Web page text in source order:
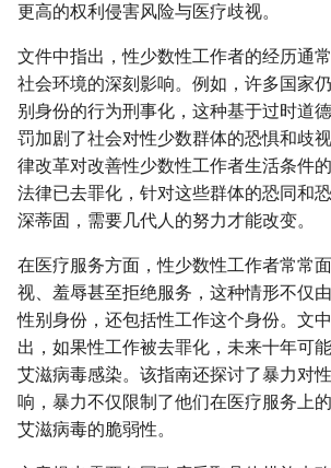
更高的权利侵害风险与医疗歧视。
文件中指出，性少数性工作者的经历通
社会环境的深刻影响。例如，许多国家
别身份的行为刑事化，这种基于过时道
罚加剧了社会对性少数群体的恐惧和歧
律改革对改善性少数性工作者生活条件
法律已去罪化，针对这些群体的恐同和
深蒂固，需要几代人的努力才能改变。
在医疗服务方面，性少数性工作者常常
视、羞辱甚至拒绝服务，这种情形不仅
性别身份，还包括性工作这个身份。文
出，如果性工作被去罪化，未来十年可
艾滋病毒感染。该指南还探讨了暴力对
响，暴力不仅限制了他们在医疗服务上
艾滋病毒的脆弱性。